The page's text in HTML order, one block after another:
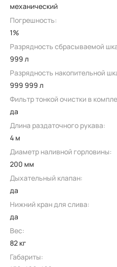
механический
Погрешность:
1%
Разрядность сбрасываемой
999 л
Разрядность накопительной
999 999 л
Фильтр тонкой очистки в
да
Длина раздаточного рукава:
4 м
Диаметр наливной горловины:
200 мм
Дыхательный клапан:
да
Нижний кран для слива:
да
Вес:
82 кг
Габариты: